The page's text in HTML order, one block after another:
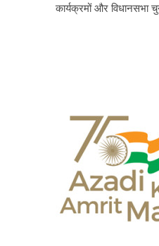
कार्यक्रमों और विधानसभा